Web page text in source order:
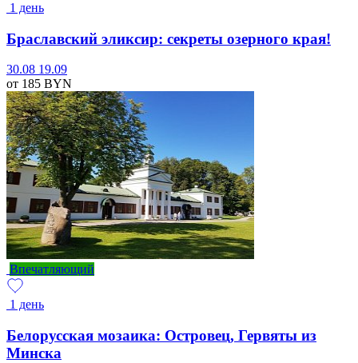
1 день
Браславский эликсир: секреты озерного края!
30.08 19.09
от 185 BYN
Впечатляющий
1 день
Белорусская мозаика: Островец, Гервяты из
Минска